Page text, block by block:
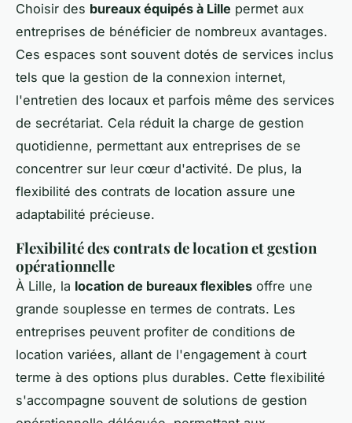
Choisir des bureaux équipés à Lille permet aux
entreprises de bénéficier de nombreux avantages.
Ces espaces sont souvent dotés de services inclus
tels que la gestion de la connexion internet,
l'entretien des locaux et parfois même des services
de secrétariat. Cela réduit la charge de gestion
quotidienne, permettant aux entreprises de se
concentrer sur leur cœur d'activité. De plus, la
flexibilité des contrats de location assure une
adaptabilité précieuse.
Flexibilité des contrats de location et gestion
opérationnelle
À Lille, la location de bureaux flexibles offre une
grande souplesse en termes de contrats. Les
entreprises peuvent profiter de conditions de
location variées, allant de l'engagement à court
terme à des options plus durables. Cette flexibilité
s'accompagne souvent de solutions de gestion